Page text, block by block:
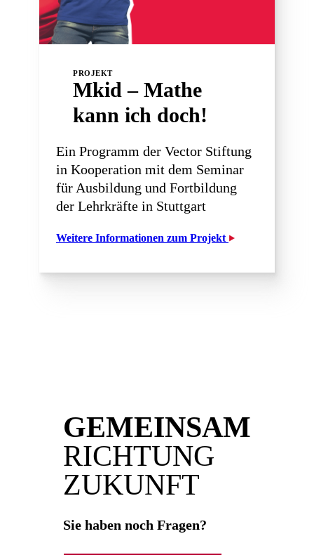
PROJEKT
Mkid – Mathe
kann ich doch!
Ein Programm der Vector Stiftung
in Kooperation mit dem Seminar
für Ausbildung und Fortbildung
der Lehrkräfte in Stuttgart
Weitere Informationen zum Projekt
GEMEINSAM
RICHTUNG
ZUKUNFT
Sie haben noch Fragen?